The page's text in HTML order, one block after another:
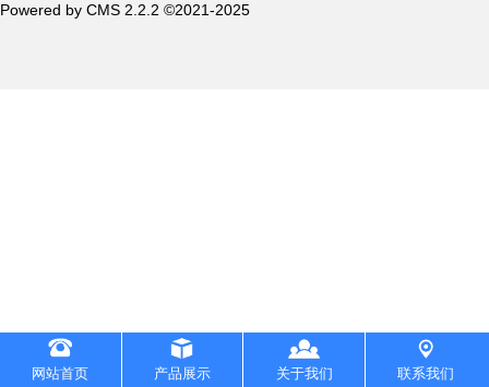
Powered by CMS 2.2.2 ©2021-2025
网站首页 产品展示 关于我们 联系我们